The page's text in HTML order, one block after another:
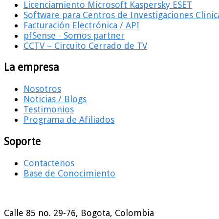
Licenciamiento Microsoft Kaspersky ESET
Software para Centros de Investigaciones
Facturación Electrónica / API
pfSense - Somos partner
CCTV – Circuito Cerrado de TV
La empresa
Nosotros
Noticias / Blogs
Testimonios
Programa de Afiliados
Soporte
Contactenos
Base de Conocimiento
Calle 85 no. 29-76, Bogota, Colombia